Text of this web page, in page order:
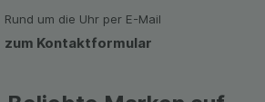
Rund um die Uhr per E-Mail
zum Kontaktformular